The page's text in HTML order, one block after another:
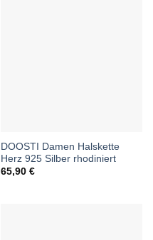
DOOSTI Damen Halskette
Herz 925 Silber rhodiniert
65,90 €